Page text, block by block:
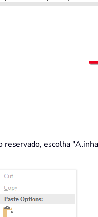
escolha